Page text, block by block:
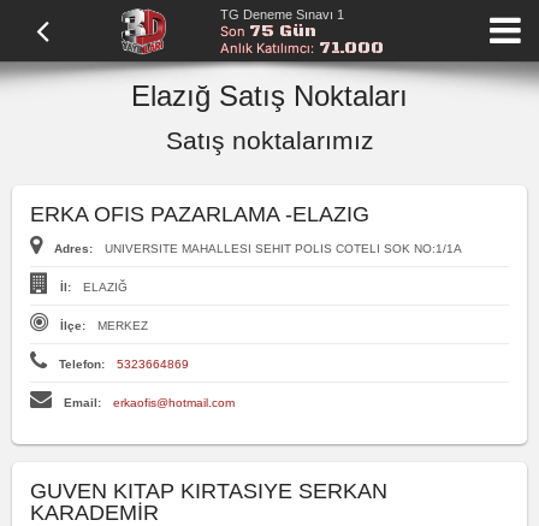
TG Deneme Sınavı 1
Son 75 Gün
Anlık Katılımcı: 71.000
Elazığ Satış Noktaları
Satış noktalarımız
ERKA OFIS PAZARLAMA -ELAZIG
Adres: UNIVERSITE MAHALLESI SEHIT POLIS COTELI SOK NO:1/1A
İl: ELAZIĞ
İlçe: MERKEZ
Telefon: 5323664869
Email: erkaofis@hotmail.com
GUVEN KITAP KIRTASIYE SERKAN
KARADEMİR